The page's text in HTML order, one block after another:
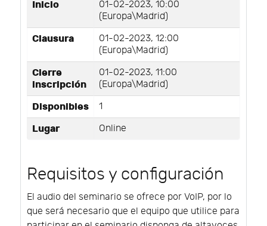
Inicio
01-02-2023, 10:00
(Europa\Madrid)
Clausura
01-02-2023, 12:00
(Europa\Madrid)
Cierre
inscripción
01-02-2023, 11:00
(Europa\Madrid)
Disponibles 1
Lugar Online
Requisitos y configuración
El audio del seminario se ofrece por VoIP, por lo
que será necesario que el equipo que utilice para